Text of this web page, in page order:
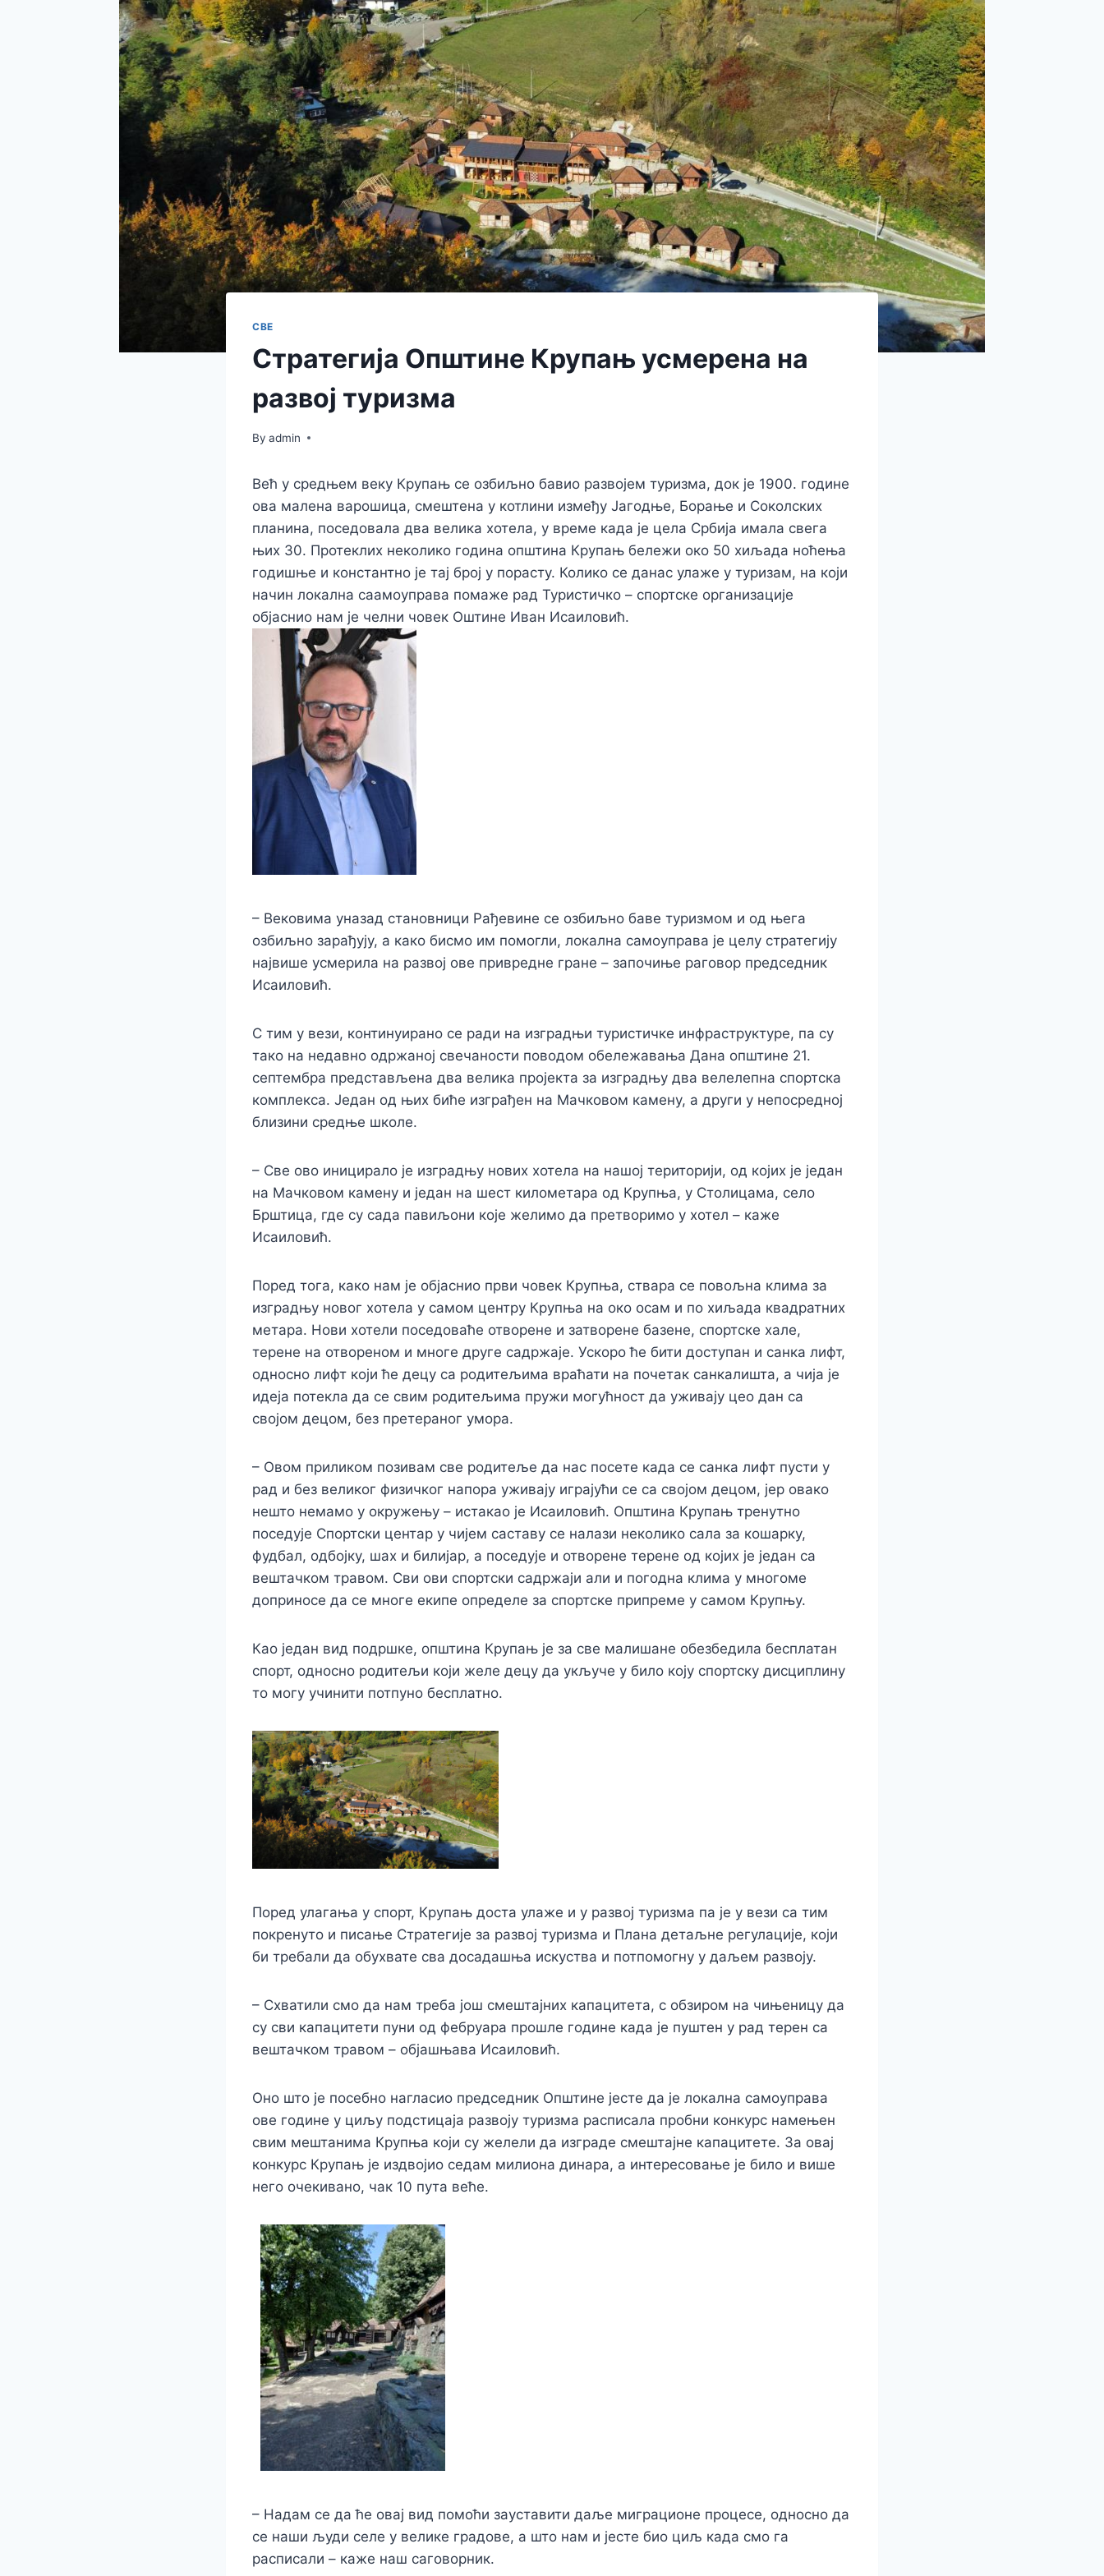
СВЕ
Стратегија Oпштине Крупањ усмерена на
развој туризма
By admin
Већ у средњем веку Крупањ се озбиљно бавио развојем туризма, док је 1900. године
ова малена варошица, смештена у котлини између Јагодње, Борање и Соколских
планина, поседовала два велика хотела, у време када је цела Србија имала свега
њих 30. Протеклих неколико година општина Крупањ бележи око 50 хиљада ноћења
годишње и константно је тај број у порасту. Колико се данас улаже у туризам, на који
начин локална саамоуправа помаже рад Туристичко – спортске организације
објаснио нам је челни човек Оштине Иван Исаиловић.
– Вековима уназад становници Рађевине се озбиљно баве туризмом и од њега
озбиљно зарађују, а како бисмо им помогли, локална самоуправа је целу стратегију
највише усмерила на развој ове привредне гране – започиње раговор председник
Исаиловић.
С тим у вези, континуирано се ради на изградњи туристичке инфраструктуре, па су
тако на недавно одржаној свечаности поводом обележавања Дана општине 21.
септембра представљена два велика пројекта за изградњу два велелепна спортска
комплекса. Један од њих биће изграђен на Мачковом камену, а други у непосредној
близини средње школе.
– Све ово иницирало је изградњу нових хотела на нашој територији, од којих је један
на Мачковом камену и један на шест километара од Крупња, у Столицама, село
Брштица, где су сада павиљони које желимо да претворимо у хотел – каже
Исаиловић.
Поред тога, како нам је објаснио први човек Крупња, ствара се повољна клима за
изградњу новог хотела у самом центру Крупња на око осам и по хиљада квадратних
метара. Нови хотели поседоваће отворене и затворене базене, спортске хале,
терене на отвореном и многе друге садржаје. Ускоро ће бити доступан и санка лифт,
односно лифт који ће децу са родитељима враћати на почетак санкалишта, а чија је
идеја потекла да се свим родитељима пружи могућност да уживају цео дан са
својом децом, без претераног умора.
– Овом приликом позивам све родитеље да нас посете када се санка лифт пусти у
рад и без великог физичког напора уживају играјући се са својом децом, јер овако
нешто немамо у окружењу – истакао је Исаиловић. Општина Крупањ тренутно
поседује Спортски центар у чијем саставу се налази неколико сала за кошарку,
фудбал, одбојку, шах и билијар, а поседује и отворене терене од којих је један са
вештачком травом. Сви ови спортски садржаји али и погодна клима у многоме
доприносе да се многе екипе определе за спортске припреме у самом Крупњу.
Као један вид подршке, општина Крупањ је за све малишане обезбедила бесплатан
спорт, односно родитељи који желе децу да укључе у било коју спортску дисциплину
то могу учинити потпуно бесплатно.
Поред улагања у спорт, Крупањ доста улаже и у развој туризма па је у вези са тим
покренуто и писање Стратегије за развој туризма и Плана детаљне регулације, који
би требали да обухвате сва досадашња искуства и потпомогну у даљем развоју.
– Схватили смо да нам треба још смештајних капацитета, с обзиром на чињеницу да
су сви капацитети пуни од фебруара прошле године када је пуштен у рад терен са
вештачком травом – објашњава Исаиловић.
Оно што је посебно нагласио председник Општине јесте да је локална самоуправа
ове године у циљу подстицаја развоју туризма расписала пробни конкурс намењен
свим мештанима Крупња који су желели да изграде смештајне капацитете. За овај
конкурс Крупањ је издвојио седам милиона динара, а интересовање је било и више
него очекивано, чак 10 пута веће.
– Надам се да ће овај вид помоћи зауставити даље миграционе процесе, односно да
се наши људи селе у велике градове, а што нам и јесте био циљ када смо га
расписали – каже наш саговорник.